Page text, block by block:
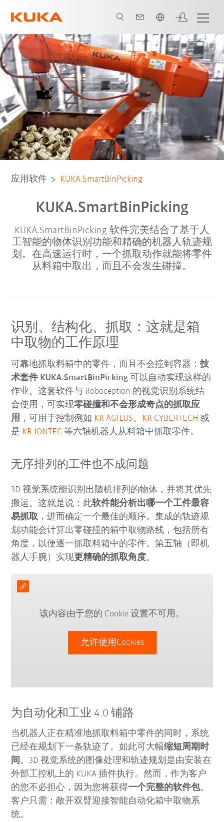
应用软件 KUKA.SmartBinPicking
KUKA.SmartBinPicking
KUKA.SmartBinPicking 软件完美结合了基于人
工智能的物体识别功能和精确的机器人轨迹规
划。在高速运行时，一个抓取动作就能将零件
从料箱中取出，而且不会发生碰撞。
识别、结构化、抓取：这就是箱
中取物的工作原理
可靠地抓取料箱中的零件，而且不会撞到容器：技
术套件 KUKA.SmartBinPicking 可以自动实现这样的
作业。这套软件与 Roboception 的视觉识别系统结
合使用，可实现零碰撞和不会形成奇点的抓取应
用 ，可用于控制例如 KR AGILUS、 KR CYBERTECH 或
是 KR IONTEC 等六轴机器人从料箱中抓取零件。
无序排列的工件也不成问题
3D 视觉系统能识别出随机排列的物体，并将其优先
搬运。这就是说：此软件能分析出哪一个工件最容
易抓取 ，进而确定一个最佳的顺序。集成的轨迹规
划功能会计算出零碰撞的箱中取物路线，包括所有
角度，以便逐一抓取料箱中的零件。第五轴（即机
器人手腕）实现更精确的抓取角度。
该内容由于您的 Cookie 设置不可用。
允许使用Cookies
为自动化和工业 4.0 铺路
当机器人正在精准地抓取料箱中零件的同时，系统
已经在规划下一条轨迹了。如此可大幅缩短周期时
间 。3D 视觉系统的图像处理和轨迹规划是由安装在
外部工控机上的 KUKA 插件执行。然而，作为客户
的您不必担心，因为您将获得一个完整的软件包。
客户只需：敞开双臂迎接智能自动化箱中取物系
统。